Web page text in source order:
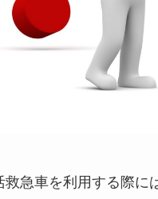
急車を利用する際に